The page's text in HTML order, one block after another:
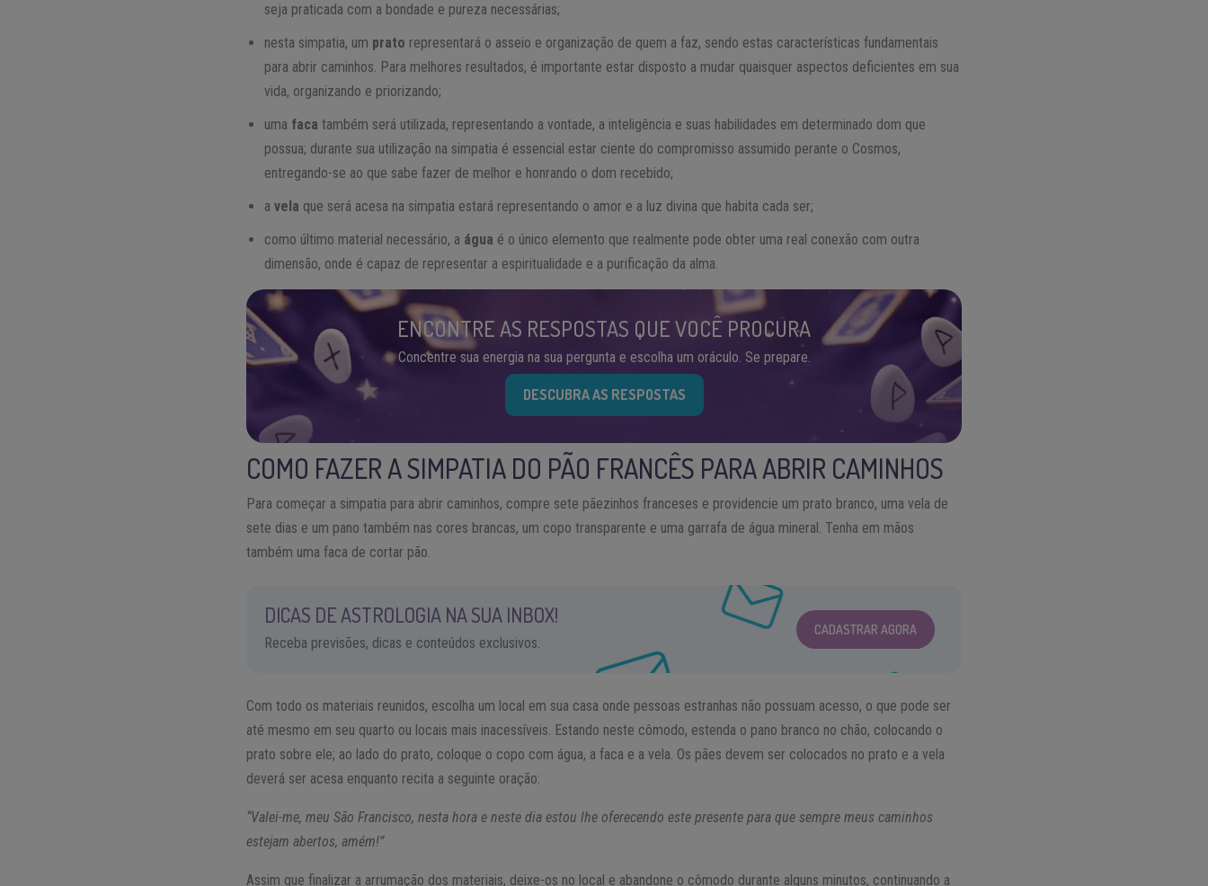
seja praticada com a bondade e pureza necessárias;
nesta simpatia, um prato representará o asseio e organização de quem a faz, sendo estas características fundamentais
para abrir caminhos. Para melhores resultados, é importante estar disposto a mudar quaisquer aspectos deficientes em sua
vida, organizando e priorizando;
uma faca também será utilizada, representando a vontade, a inteligência e suas habilidades em determinado dom que
possua; durante sua utilização na simpatia é essencial estar ciente do compromisso assumido perante o Cosmos,
entregando-se ao que sabe fazer de melhor e honrando o dom recebido;
avela que será acesa na simpatia estará representando o amor e a luz divina que habita cada ser;
como último material necessário, a água é o único elemento que realmente pode obter uma real conexão com outra
dimensão, onde é capaz de representar a espiritualidade e a purificação da alma.
ENCONTRE AS RESPOSTAS QUE VOCÊ PROCURA
Concentre sua energia na sua pergunta e escolha um oráculo. Se prepare.
DESCUBRA AS RESPOSTAS
COMO FAZER A SIMPATIA DO PÃO FRANCÊS PARA ABRIR CAMINHOS
Para começar a simpatia para abrir caminhos, compre sete pãezinhos franceses e providencie um prato branco, uma vela de
sete dias e um pano também nas cores brancas, um copo transparente e uma garrafa de água mineral. Tenha em mãos
também uma faca de cortar pão.
DICAS DE ASTROLOGIA NA SUA INBOX!
Receba previsões, dicas e conteúdos exclusivos.
CADASTRAR AGORA
Com todo os materiais reunidos, escolha um local em sua casa onde pessoas estranhas não possuam acesso, o que pode ser
até mesmo em seu quarto ou locais mais inacessíveis. Estando neste cômodo, estenda o pano branco no chão, colocando o
prato sobre ele; ao lado do prato, coloque o copo com água, a faca e a vela. Os pães devem ser colocados no prato e a vela
deverá ser acesa enquanto recita a seguinte oração:
“Valei-me, meu São Francisco, nesta hora e neste dia estou lhe oferecendo este presente para que sempre meus caminhos
estejam abertos, amém!”
Assim que finalizar a arrumação dos materiais, deixe-os no local e abandone o cômodo durante alguns minutos, continuando a